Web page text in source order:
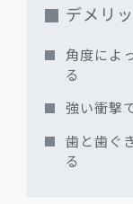
デメリ
角度によ
る
強い衝撃
歯と歯ぐ
る